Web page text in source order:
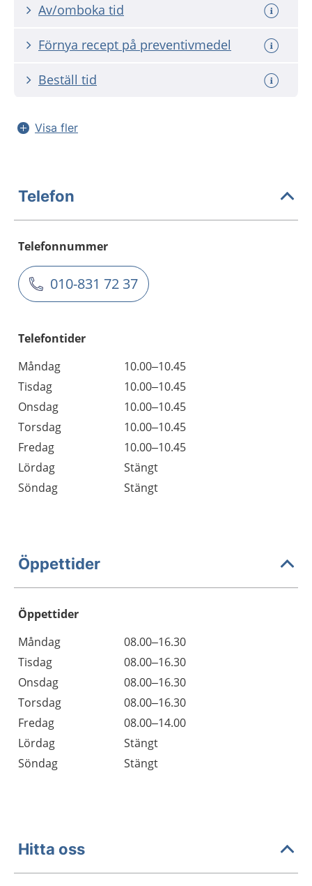
Av/omboka tid
Förnya recept på preventivmedel
Beställ tid
Visa fler
Telefon
Telefonnummer
010-831 72 37
Telefontider
Måndag
10.00–10.45
Tisdag
10.00–10.45
Onsdag
10.00–10.45
Torsdag
10.00–10.45
Fredag
10.00–10.45
Lördag
Stängt
Söndag
Stängt
Öppettider
Öppettider
Dag
Öppettider
Kommentarer
Måndag
08.00–16.30
Tisdag
08.00–16.30
Onsdag
08.00–16.30
Torsdag
08.00–16.30
Fredag
08.00–14.00
Lördag
Stängt
Söndag
Stängt
Hitta oss